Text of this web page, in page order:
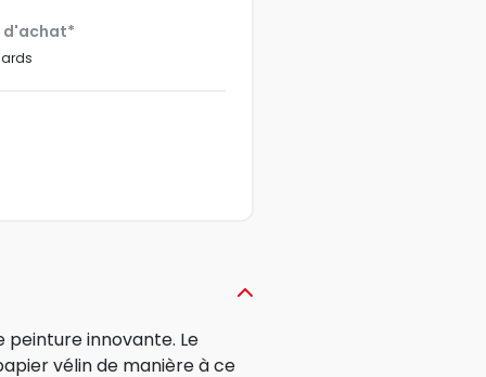
d'achat*
innovante. Le
vélin de manière à ce